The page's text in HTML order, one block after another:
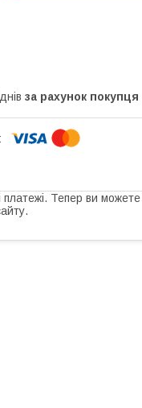
за рахунок покупця
платежі. Тепер ви можете